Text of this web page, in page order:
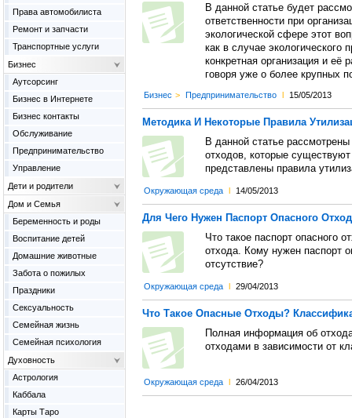
В данной статье будет
ответственности при
экологической сфере этот
как в случае экологического
конкретная организация и её
говоря уже о более крупных
Бизнес > Предпринимательство l 15/05/2013
Методика И Некоторые Правила
В данной статье
отходов, которые
представлены правила
Окружающая среда l 14/05/2013
Для Чего Нужен Паспорт Опасного
Что такое паспорт опасного
отхода. Кому нужен паспорт
отсутствие?
Окружающая среда l 29/04/2013
Что Такое Опасные Отходы?
Полная информация об
отходами в зависимости от
Окружающая среда l 26/04/2013
Права автомобилиста
Ремонт и запчасти
Транспортные услуги
Бизнес
Аутсорсинг
Бизнес в Интернете
Бизнес контакты
Обслуживание
Предпринимательство
Управление
Дети и родители
Дом и Семья
Беременность и роды
Воспитание детей
Домашние животные
Забота о пожилых
Праздники
Сексуальность
Семейная жизнь
Семейная психология
Духовность
Астрология
Каббала
Карты Таро